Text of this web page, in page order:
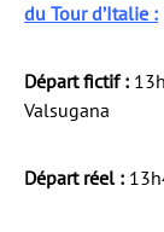
du Tour d’Italie :
Départ fictif :
Valsugana
Départ réel :